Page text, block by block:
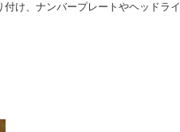
け、ナンバープレートやヘッドラ